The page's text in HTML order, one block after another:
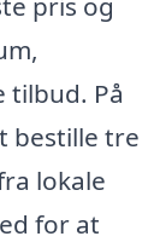
tilbud. På
bestille tre
lokale
for at